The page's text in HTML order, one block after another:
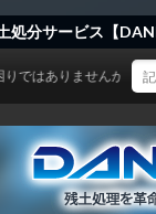
処分サービス【
んか？